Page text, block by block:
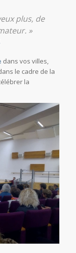
plus, de
»
dans vos villes,
le cadre de la
la